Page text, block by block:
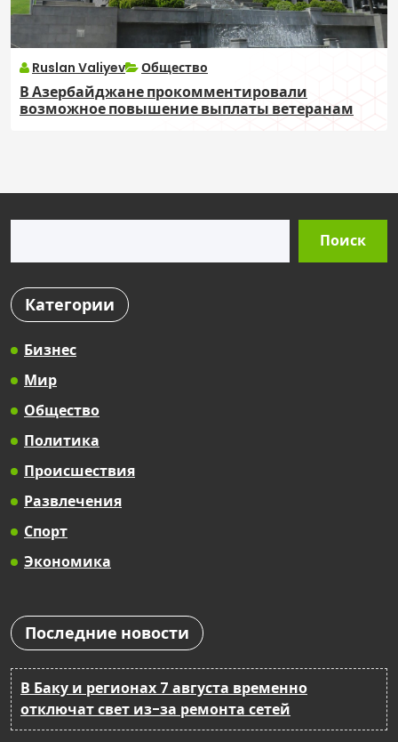
Ruslan Valiyev Общество
В Азербайджане прокомментировали
возможное повышение выплаты ветеранам
Поиск
Категории
Бизнес
Мир
Общество
Политика
Происшествия
Развлечения
Спорт
Экономика
Последние новости
В Баку и регионах 7 августа временно
отключат свет из-за ремонта сетей